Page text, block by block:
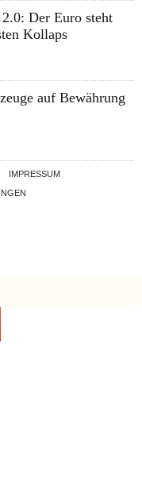
Der Euro steht
Kollaps
auf Bewährung
IMPRESSUM